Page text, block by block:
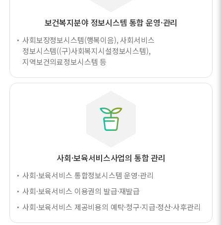
보건복지분야 정보시스템 통합 운영·관리
사회보장정보시스템(행복이음), 사회서비스
정보시스템((구)사회복지시설정보시스템),
지역보건의료정보시스템 등
사회·보육서비스사업의 통합 관리
사회·보육서비스 통합정보시스템 운영·관리
사회·보육서비스 이용권의 발급·재발급
사회·보육서비스 제공비용의 예탁·청구·지급·정산·사후관리